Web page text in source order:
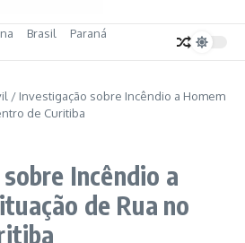
Brasil
Paraná
/ Investigação sobre Incêndio a Homem
de Curitiba
Incêndio a
de Rua no